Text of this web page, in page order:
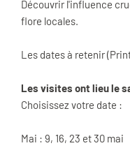
Découvrir l'influence
flore locales.
Les dates à retenir
Les visites ont lieu le
Choisissez votre date :
Mai : 9, 16, 23 et 30 mai